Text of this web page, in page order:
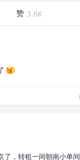
赞 3.6K
了，转租一间朝南小单间